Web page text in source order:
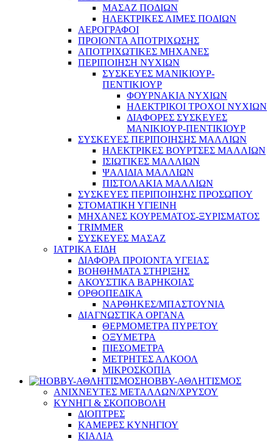
ΜΑΣΑΖ ΠΟΔΙΩΝ
ΗΛΕΚΤΡΙΚΕΣ ΛΙΜΕΣ ΠΟΔΙΩΝ
ΑΕΡΟΓΡΑΦΟΙ
ΠΡΟΙΟΝΤΑ ΑΠΟΤΡΙΧΩΣΗΣ
ΑΠΟΤΡΙΧΩΤΙΚΕΣ ΜΗΧΑΝΕΣ
ΠΕΡΙΠΟΙΗΣΗ ΝΥΧΙΩΝ
ΣΥΣΚΕΥΕΣ ΜΑΝΙΚΙΟΥΡ-
ΠΕΝΤΙΚΙΟΥΡ
ΦΟΥΡΝΑΚΙΑ ΝΥΧΙΩΝ
ΗΛΕΚΤΡΙΚΟΙ ΤΡΟΧΟΙ ΝΥΧΙΩΝ
ΔΙΑΦΟΡΕΣ ΣΥΣΚΕΥΕΣ
ΜΑΝΙΚΙΟΥΡ-ΠΕΝΤΙΚΙΟΥΡ
ΣΥΣΚΕΥΕΣ ΠΕΡΙΠΟΙΗΣΗΣ ΜΑΛΛΙΩΝ
ΗΛΕΚΤΡΙΚΕΣ ΒΟΥΡΤΣΕΣ ΜΑΛΛΙΩΝ
ΙΣΙΩΤΙΚΕΣ ΜΑΛΛΙΩΝ
ΨΑΛΙΔΙΑ ΜΑΛΛΙΩΝ
ΠΙΣΤΟΛΑΚΙΑ ΜΑΛΛΙΩΝ
ΣΥΣΚΕΥΕΣ ΠΕΡΙΠΟΙΗΣΗΣ ΠΡΟΣΩΠΟΥ
ΣΤΟΜΑΤΙΚΗ ΥΓΙΕΙΝΗ
ΜΗΧΑΝΕΣ ΚΟΥΡΕΜΑΤΟΣ-ΞΥΡΙΣΜΑΤΟΣ
TRIMMER
ΣΥΣΚΕΥΕΣ ΜΑΣΑΖ
ΙΑΤΡΙΚΑ ΕΙΔΗ
ΔΙΑΦΟΡΑ ΠΡΟΙΟΝΤΑ ΥΓΕΙΑΣ
ΒΟΗΘΗΜΑΤΑ ΣΤΗΡΙΞΗΣ
ΑΚΟΥΣΤΙΚΑ ΒΑΡΗΚΟΙΑΣ
ΟΡΘΟΠΕΔΙΚΑ
ΝΑΡΘΗΚΕΣ/ΜΠΑΣΤΟΥΝΙΑ
ΔΙΑΓΝΩΣΤΙΚΑ ΟΡΓΑΝΑ
ΘΕΡΜΟΜΕΤΡΑ ΠΥΡΕΤΟΥ
ΟΞΥΜΕΤΡΑ
ΠΙΕΣΟΜΕΤΡΑ
ΜΕΤΡΗΤΕΣ ΑΛΚΟΟΛ
ΜΙΚΡΟΣΚΟΠΙΑ
HOBBY-ΑΘΛΗΤΙΣΜΟΣ
ΑΝΙΧΝΕΥΤΕΣ ΜΕΤΑΛΛΩΝ/ΧΡΥΣΟΥ
ΚΥΝΗΓΙ & ΣΚΟΠΟΒΟΛΗ
ΔΙΟΠΤΡΕΣ
ΚΑΜΕΡΕΣ ΚΥΝΗΓΙΟΥ
ΚΙΑΛΙΑ